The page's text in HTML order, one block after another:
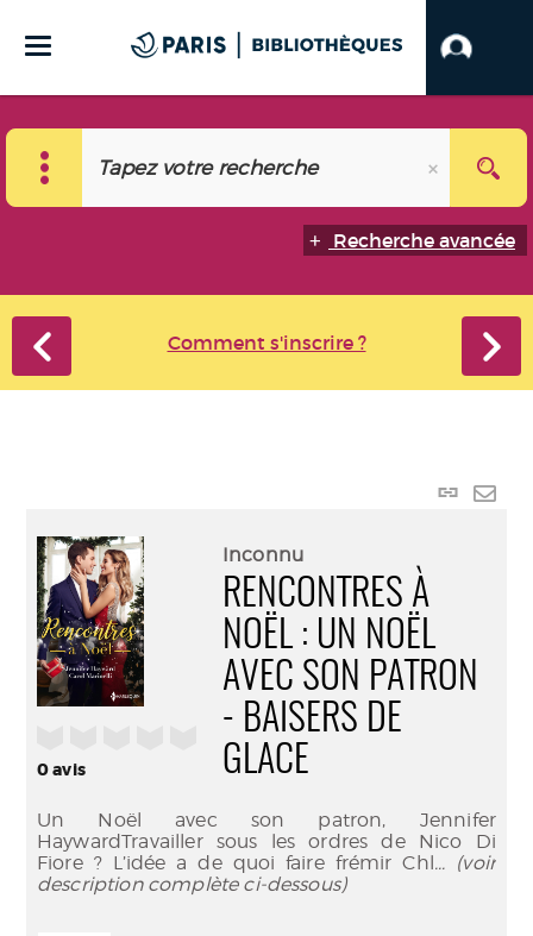
Recherche avancée
Comment s'inscrire ?
Lien
0avis
Inconnu
RENCONTRES À
NOËL : UN NOËL
AVEC SON PATRON
- BAISERS DE
GLACE
Un Noël avec son patron, Jennifer
HaywardTravailler sous les ordres de Nico Di
Fiore ? L’idée a de quoi faire frémir Chl... (voir
description complète ci-dessous)